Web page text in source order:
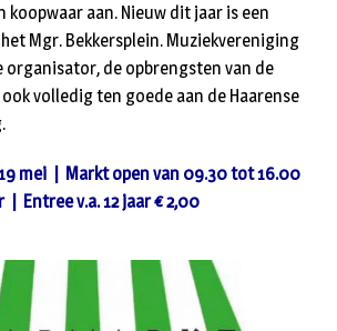
koopwaar aan. Nieuw dit jaar is een
Mgr. Bekkersplein. Muziekvereniging
organisator, de opbrengsten van de
volledig ten goede aan de Haarense
mei | Markt open van 09.30 tot 16.00
| Entree v.a. 12 jaar € 2,00